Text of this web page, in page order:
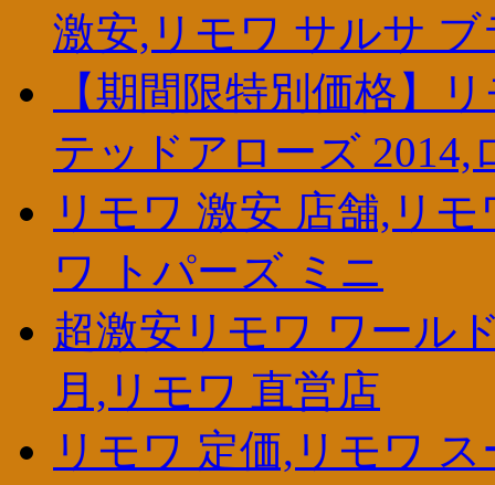
激安,リモワ サルサ ブ
【期間限特別価格】
テッドアローズ
リモワ 激安 店舗,リ
ワ トパーズ ミニ
超激安リモワ ワール
月,リモワ 直営店
リモワ 定価,リモワ